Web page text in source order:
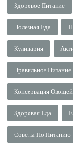
Здоровое Питание
Полезная Еда
Кулинария
Правильное Питание
Консервация Овощей
Здоровая Еда
Советы По Питанию